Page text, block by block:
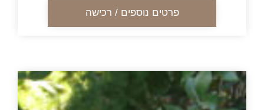
פרטים נוספים / רכישה